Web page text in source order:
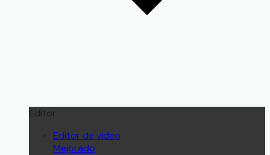
Editor
Editor de video
Mejorado